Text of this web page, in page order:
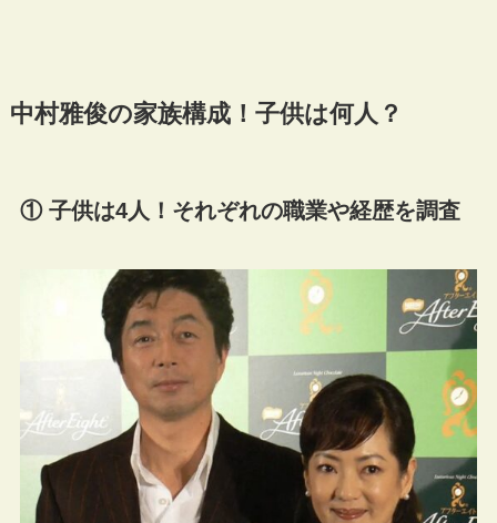
中村雅俊の家族構成！子供は何人？
① 子供は4人！それぞれの職業や経歴を調査